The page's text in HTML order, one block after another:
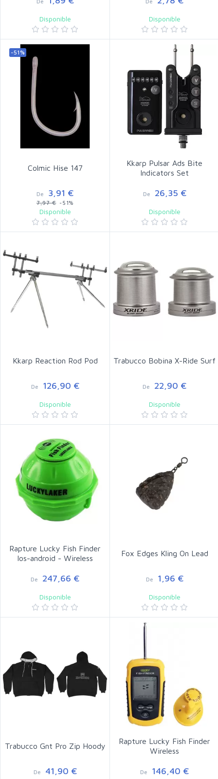
Disponible Disponible
-51%
Colmic Hise 147
De 3,91 €
7,97 €-51%
Disponible
Kkarp Pulsar Ads Bite
Indicators Set
De 26,35 €
Disponible
Kkarp Reaction Rod Pod
De 126,90 €
Disponible
Trabucco Bobina X-Ride Surf
De 22,90 €
Disponible
Rapture Lucky Fish Finder
Ios-android - Wireless
De 247,66 €
Disponible
Fox Edges Kling On Lead
De 1,96 €
Disponible
Trabucco Gnt Pro Zip Hoody
De 41,90 €
Rapture Lucky Fish Finder
Wireless
De 146,40 €